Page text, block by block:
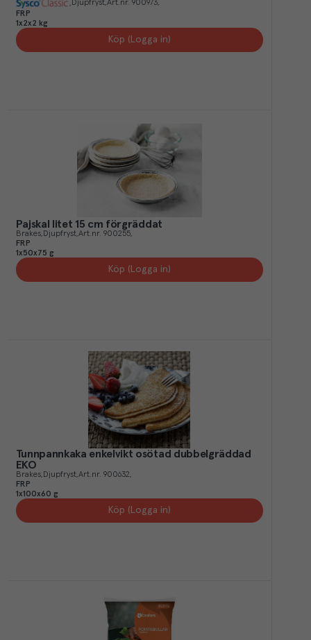
Djupfryst Art.nr. 900973
FRP
1x2x2 kg
Köp (Logga in)
Pajskal litet 15 cm förgräddat
Brakes Djupfryst Art.nr. 900255
FRP
1x50x75 g
Köp (Logga in)
Tunnpannkaka enkelvikt osötad dubbelgräddad
EKO
Brakes Djupfryst Art.nr. 900632
FRP
1x100x60 g
Köp (Logga in)